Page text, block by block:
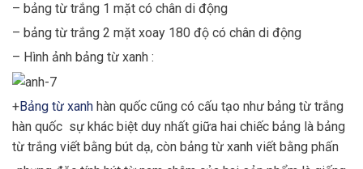
– bảng từ trắng 1 mặt có chân di động
– bảng từ trắng 2 mặt xoay 180 độ có chân di động
– Hình ảnh bảng từ xanh :
+Bảng từ xanh hàn quốc cũng có cấu tạo như bảng từ trắng
hàn quốc sự khác biệt duy nhất giữa hai chiếc bảng là bảng
từ trắng viết bằng bút dạ, còn bảng từ xanh viết bằng phấn